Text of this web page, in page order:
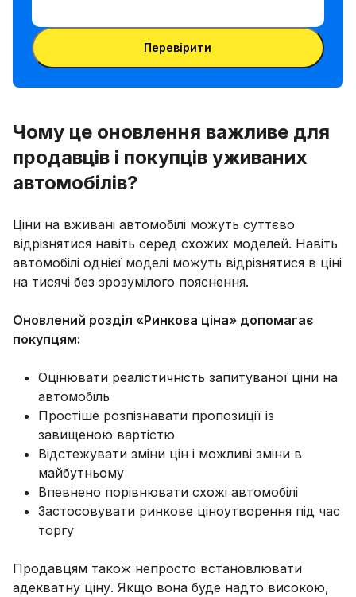
номером
VIN і
номерним
Ввести VIN-код
Перевірити
Чому це оновлення важливе для
продавців і покупців уживаних
автомобілів?
Ціни на вживані автомобілі можуть суттєво
відрізнятися навіть серед схожих моделей. Навіть
автомобілі однієї моделі можуть відрізнятися в ціні
на тисячі без зрозумілого пояснення.
Оновлений розділ «Ринкова ціна» допомагає
покупцям:
Оцінювати реалістичність запитуваної ціни на
автомобіль
Простіше розпізнавати пропозиції із
завищеною вартістю
Відстежувати зміни цін і можливі зміни в
майбутньому
Впевнено порівнювати схожі автомобілі
Застосовувати ринкове ціноутворення під час
торгу
Продавцям також непросто встановлювати
адекватну ціну. Якщо вона буде надто високою,